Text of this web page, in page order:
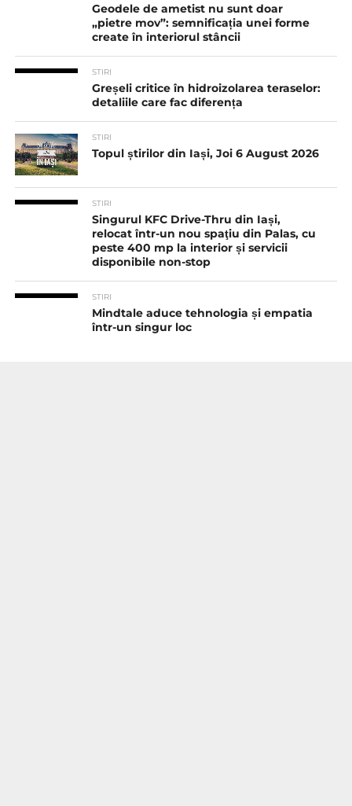
Geodele de ametist nu sunt doar
„pietre mov”: semnificația unei forme
create în interiorul stâncii
STIRI
Greșeli critice în hidroizolarea teraselor:
detaliile care fac diferența
STIRI
Topul știrilor din Iași, Joi 6 August 2026
STIRI
Singurul KFC Drive-Thru din Iași,
relocat într-un nou spaţiu din Palas, cu
peste 400 mp la interior și servicii
disponibile non-stop
STIRI
Mindtale aduce tehnologia și empatia
într-un singur loc